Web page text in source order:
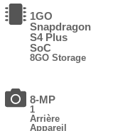
1GO
Snapdragon
S4 Plus
SoC
8GO Storage
8-MP
1
Arrière
Appareil